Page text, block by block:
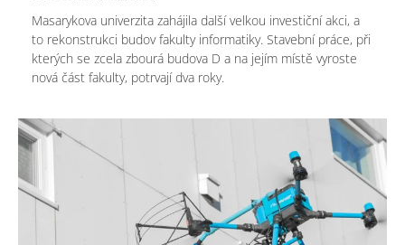
Masarykova univerzita zahájila další velkou investiční akci, a
to rekonstrukci budov fakulty informatiky. Stavební práce, při
kterých se zcela zbourá budova D a na jejím místě vyroste
nová část fakulty, potrvají dva roky.